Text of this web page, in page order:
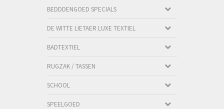
BEDDDENGOED SPECIALS
DE WITTE LIETAER LUXE TEXTIEL
BADTEXTIEL
RUGZAK / TASSEN
SCHOOL
SPEELGOED